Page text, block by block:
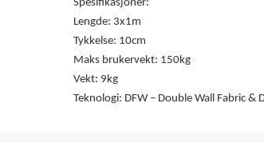
Spesifikasjoner:
Lengde: 3x1m
Tykkelse: 10cm
Maks brukervekt: 150kg
Vekt: 9kg
Teknologi: DFW – Double Wall Fabric &